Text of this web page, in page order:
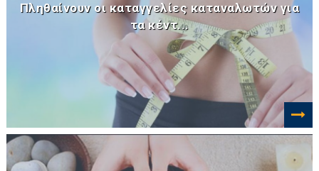
Πληθαίνουν οι καταγγελίες καταναλωτών για
τα κέντ...